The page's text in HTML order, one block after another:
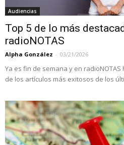
Audiencias
Top 5 de lo más
radioNOTAS
Alpha González - 03/21/2026
Ya es fin de semana y en
de los artículos más exitosos de los